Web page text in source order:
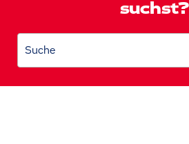
suchst?
Suche